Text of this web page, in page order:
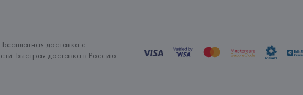
доставка с
Быстрая доставка в Россию.